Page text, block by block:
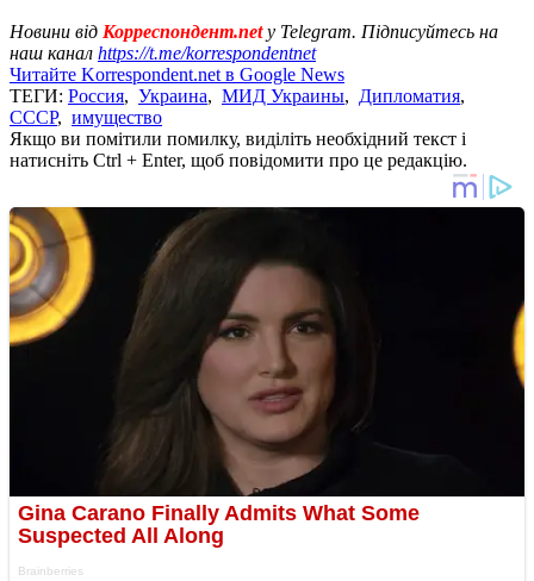
Новини від Корреспондент.netу Telegram. Підписуйтесь на
наш канал https://t.me/korrespondentnet
Читайте Korrespondent.net в Google News
ТЕГИ: Россия, Украина, МИД Украины, Дипломатия,
СССР, имущество
Якщо ви помітили помилку, виділіть необхідний текст і
натисніть Ctrl + Enter, щоб повідомити про це редакцію.